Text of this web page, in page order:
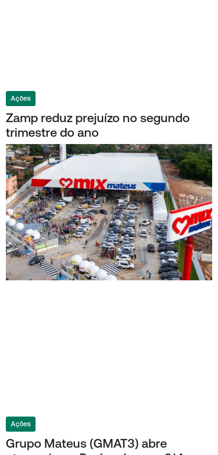
Ações
Zamp reduz prejuízo no segundo
trimestre do ano
Ações
Grupo Mateus (GMAT3) abre